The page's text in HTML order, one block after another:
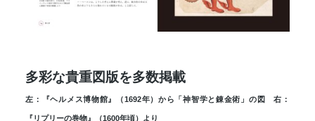
多彩な貴重図版を多数掲載
左：『ヘルメス博物館』（1692年）から「神智学と錬金術」の図 右：
『リプリーの巻物』（1600年頃）より